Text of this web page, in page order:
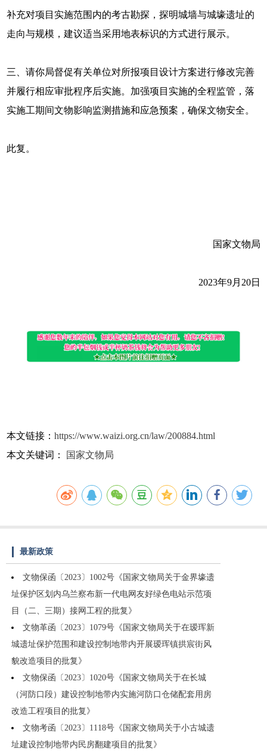
补充对项目实施范围内的考古勘探，探明城墙与城壕遗址的
走向与规模，建议适当采用地表标识的方式进行展示。
三、请你局督促有关单位对所报项目设计方案进行修改完善
并履行相应审批程序后实施。加强项目实施的全程监管，落
实施工期间文物影响监测措施和应急预案，确保文物安全。
此复。
国家文物局
2023年9月20日
本文链接：https://www.waizi.org.cn/law/200884.html
本文关键词：
国家文物局
最新政策
文物保函〔2023〕1002号《国家文物局关于金界壕遗
址保护区划内乌兰察布新一代电网友好绿色电站示范项
目（二、三期）接网工程的批复》
文物革函〔2023〕1079号《国家文物局关于在瑷珲新
城遗址保护范围和建设控制地带内开展瑷珲镇拱宸街风
貌改造项目的批复》
文物保函〔2023〕1020号《国家文物局关于在长城
（河防口段）建设控制地带内实施河防口仓储配套用房
改造工程项目的批复》
文物考函〔2023〕1118号《国家文物局关于小古城遗
址建设控制地带内民房翻建项目的批复》